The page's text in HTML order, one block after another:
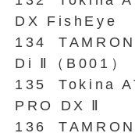
DX FishEye
134
Di
Ⅱ（B001）
135
Tokina
PRO DX
Ⅱ
136